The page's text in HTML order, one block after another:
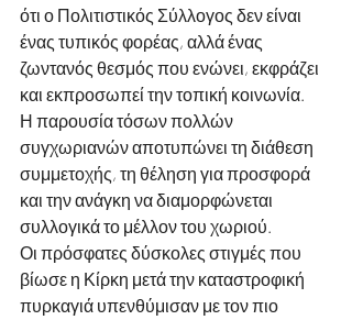
ότι ο Πολιτιστικός Σύλλογος δεν είναι
ένας τυπικός φορέας, αλλά ένας
ζωντανός θεσμός που ενώνει, εκφράζει
και εκπροσωπεί την τοπική κοινωνία.
Η παρουσία τόσων πολλών
συγχωριανών αποτυπώνει τη διάθεση
συμμετοχής, τη θέληση για προσφορά
και την ανάγκη να διαμορφώνεται
συλλογικά το μέλλον του χωριού.
Οι πρόσφατες δύσκολες στιγμές που
βίωσε η Κίρκη μετά την καταστροφική
πυρκαγιά υπενθύμισαν με τον πιο